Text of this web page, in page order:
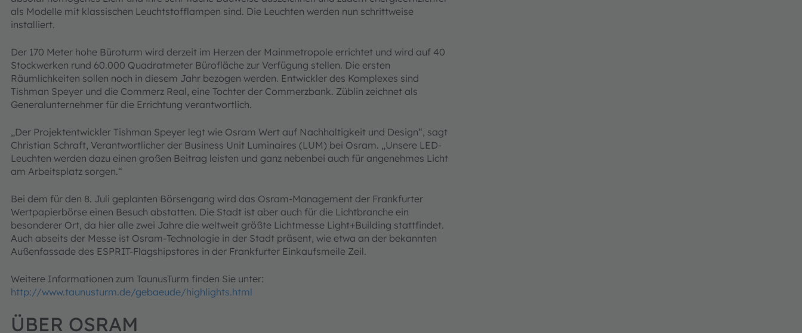
als Modelle mit klassischen Leuchtstofflampen sind. Die Leuchten werden nun schrittweise
installiert.
Der 170 Meter hohe Büroturm wird derzeit im Herzen der Mainmetropole errichtet und wird auf 40
Stockwerken rund 60.000 Quadratmeter Bürofläche zur Verfügung stellen. Die ersten
Räumlichkeiten sollen noch in diesem Jahr bezogen werden. Entwickler des Komplexes sind
Tishman Speyer und die Commerz Real, eine Tochter der Commerzbank. Züblin zeichnet als
Generalunternehmer für die Errichtung verantwortlich.
„Der Projektentwickler Tishman Speyer legt wie Osram Wert auf Nachhaltigkeit und Design“, sagt
Christian Schraft, Verantwortlicher der Business Unit Luminaires (LUM) bei Osram. „Unsere LED-
Leuchten werden dazu einen großen Beitrag leisten und ganz nebenbei auch für angenehmes Licht
am Arbeitsplatz sorgen.“
Bei dem für den 8. Juli geplanten Börsengang wird das Osram-Management der Frankfurter
Wertpapierbörse einen Besuch abstatten. Die Stadt ist aber auch für die Lichtbranche ein
besonderer Ort, da hier alle zwei Jahre die weltweit größte Lichtmesse Light+Building stattfindet.
Auch abseits der Messe ist Osram-Technologie in der Stadt präsent, wie etwa an der bekannten
Außenfassade des ESPRIT-Flagshipstores in der Frankfurter Einkaufsmeile Zeil.
Weitere Informationen zum TaunusTurm finden Sie unter:
http://www.taunusturm.de/gebaeude/highlights.html
ÜBER OSRAM